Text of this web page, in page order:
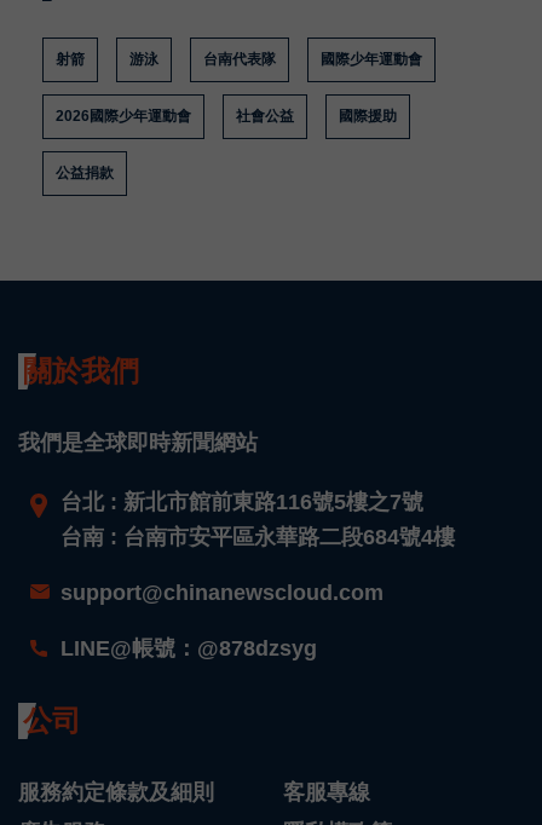
射箭 游泳 台南代表隊 國際少年運動會
2026國際少年運動會 社會公益 國際援助
公益捐款
關於我們
我們是全球即時新聞網站
台北 : 新北市館前東路116號5樓之7號
台南 : 台南市安平區永華路二段684號4樓
support@chinanewscloud.com
LINE@帳號：@878dzsyg
公司
服務約定條款及細則
客服專線